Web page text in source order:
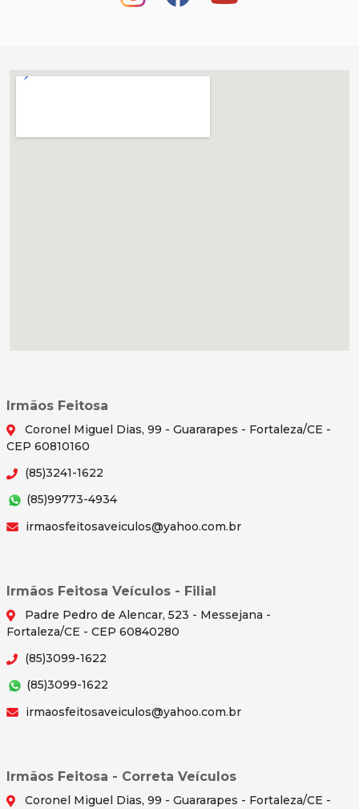
Irmãos Feitosa
Coronel Miguel Dias, 99 - Guararapes - Fortaleza/CE -
CEP 60810160
(85)3241-1622
(85)99773-4934
irmaosfeitosaveiculos@yahoo.com.br
Irmãos Feitosa Veículos - Filial
Padre Pedro de Alencar, 523 - Messejana -
Fortaleza/CE - CEP 60840280
(85)3099-1622
(85)3099-1622
irmaosfeitosaveiculos@yahoo.com.br
Irmãos Feitosa - Correta Veículos
Coronel Miguel Dias, 99 - Guararapes - Fortaleza/CE -